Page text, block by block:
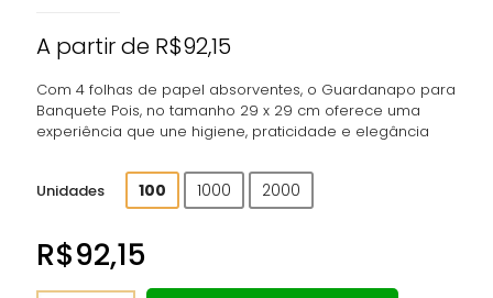
A partir de R$92,15
Com 4 folhas de papel absorventes, o Guardanapo para
Banquete Pois, no tamanho 29 x 29 cm oferece uma
experiência que une higiene, praticidade e elegância
Unidades 100 1000 2000
R$92,15